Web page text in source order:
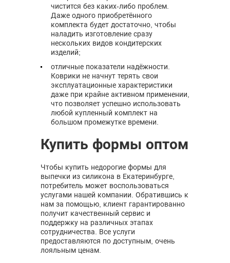
чистится без каких-либо проблем.
Даже одного приобретённого
комплекта будет достаточно, чтобы
наладить изготовление сразу
нескольких видов кондитерских
изделий;
отличные показатели надёжности.
Коврики не начнут терять свои
эксплуатационные характеристики
даже при крайне активном применении,
что позволяет успешно использовать
любой купленный комплект на
большом промежутке времени.
Купить формы оптом
Чтобы купить недорогие формы для
выпечки из силикона в Екатеринбурге,
потребитель может воспользоваться
услугами нашей компании. Обратившись к
нам за помощью, клиент гарантированно
получит качественный сервис и
поддержку на различных этапах
сотрудничества. Все услуги
предоставляются по доступным, очень
лояльным ценам.